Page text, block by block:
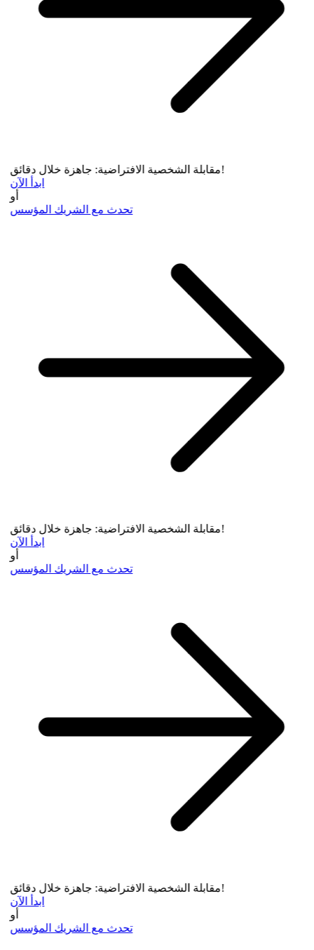
مقابلة الشخصية الافتراضية: جاهزة خلال دقائق!
ابدأ الآن
أو
تحدث مع الشريك المؤسس
مقابلة الشخصية الافتراضية: جاهزة خلال دقائق!
ابدأ الآن
أو
تحدث مع الشريك المؤسس
مقابلة الشخصية الافتراضية: جاهزة خلال دقائق!
ابدأ الآن
أو
تحدث مع الشريك المؤسس